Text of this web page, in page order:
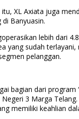
XL Axiata juga
Banyuasin.
lebih dari
sudah
pelanggan.
bagian dari
3 Marga
memiliki keahlian